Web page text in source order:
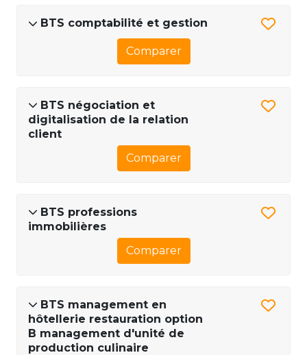
BTS comptabilité et gestion
Comparer
BTS négociation et
digitalisation de la relation
client
Comparer
BTS professions
immobilières
Comparer
BTS management en
hôtellerie restauration option
B management d'unité de
production culinaire